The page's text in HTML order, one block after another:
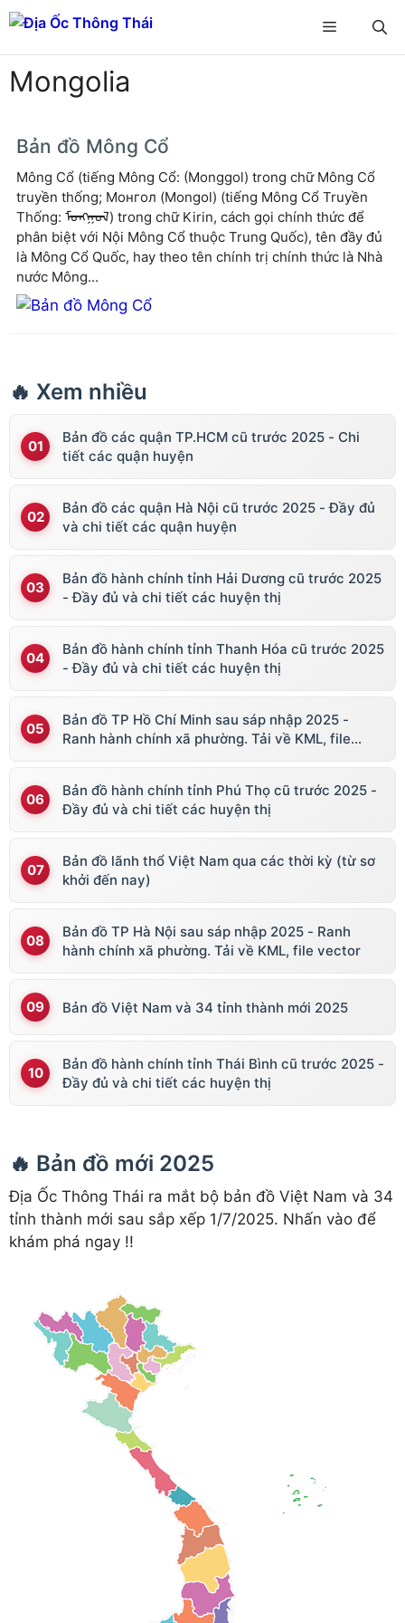
Chuyển
đến
nội
dung
Menu
Mongolia
Bản đồ Mông Cổ
Mông Cổ (tiếng Mông Cổ: (Monggol) trong chữ Mông Cổ
truyền thống; Монгол (Mongol) (tiếng Mông Cổ Truyền
Thống: ᠮᠣᠩᠭᠣᠯ) trong chữ Kirin, cách gọi chính thức để
phân biệt với Nội Mông Cổ thuộc Trung Quốc), tên đầy đủ
là Mông Cổ Quốc, hay theo tên chính trị chính thức là Nhà
nước Mông...
🔥 Xem nhiều
Bản đồ các quận TP.HCM cũ trước 2025 - Chi
tiết các quận huyện
Bản đồ các quận Hà Nội cũ trước 2025 - Đầy đủ
và chi tiết các quận huyện
Bản đồ hành chính tỉnh Hải Dương cũ trước 2025
- Đầy đủ và chi tiết các huyện thị
Bản đồ hành chính tỉnh Thanh Hóa cũ trước 2025
- Đầy đủ và chi tiết các huyện thị
Bản đồ TP Hồ Chí Minh sau sáp nhập 2025 -
Ranh hành chính xã phường. Tải về KML, file
Bản đồ hành chính tỉnh Phú Thọ cũ trước 2025 -
Đầy đủ và chi tiết các huyện thị
Bản đồ lãnh thổ Việt Nam qua các thời kỳ (từ sơ
khởi đến nay)
Bản đồ TP Hà Nội sau sáp nhập 2025 - Ranh
hành chính xã phường. Tải về KML, file vector
Bản đồ Việt Nam và 34 tỉnh thành mới 2025
Bản đồ hành chính tỉnh Thái Bình cũ trước 2025 -
Đầy đủ và chi tiết các huyện thị
🔥 Bản đồ mới 2025
Địa Ốc Thông Thái ra mắt bộ bản đồ Việt Nam và 34
tỉnh thành mới sau sắp xếp 1/7/2025. Nhấn vào để
khám phá ngay !!